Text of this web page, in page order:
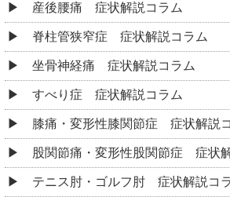
産後腰痛 症状解説コラム
脊柱管狭窄症 症状解説コラム
坐骨神経痛 症状解説コラム
すべり症 症状解説コラム
膝痛・変形性膝関節症 症状解説
股関節痛・変形性股関節症 症状
テニス肘・ゴルフ肘 症状解説コ